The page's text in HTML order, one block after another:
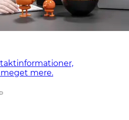
mere.